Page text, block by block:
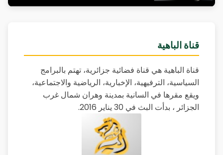
قناة الباهية
قناة الباهية هي قناة فضائية جزائرية، تهتم بالبرامج
السياسية، الترفيهية، الإخبارية، الرياضية والاجتماعية،
ويقع مقرها في السانية بمدينة وهران شمال غرب
الجزائر ، بدأت البث في 30 يناير 2016.